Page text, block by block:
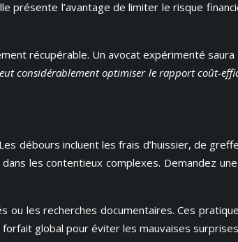
l’avantage de limiter le risque
récupérable. Un avocat expérimenté
considérablement optimiser le rapport coût-
débours incluent les frais d’huissier, de
les contentieux complexes. Demandez
les recherches documentaires. Ces
forfait global pour éviter les mauvaises